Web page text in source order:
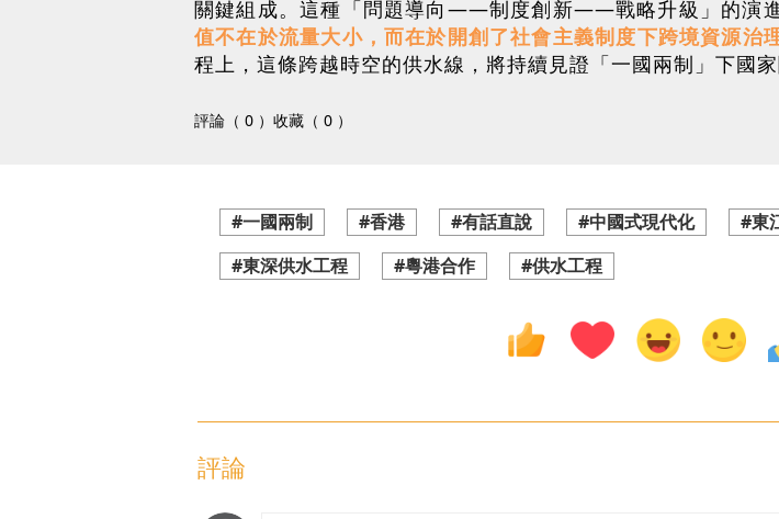
關鍵組成。這種「問題導向——制度創新——戰略升級」的演
值不在於流量大小，而在於開創了社會主義制度下跨境資源治
程上，這條跨越時空的供水線，將持續見證「一國兩制」下國
評論（ 0 ） 收藏（ 0 ）
#一國兩制 #香港 #有話直說 #中國式現代化 #東
#東深供水工程
#粵港合作 #供水工程
評論